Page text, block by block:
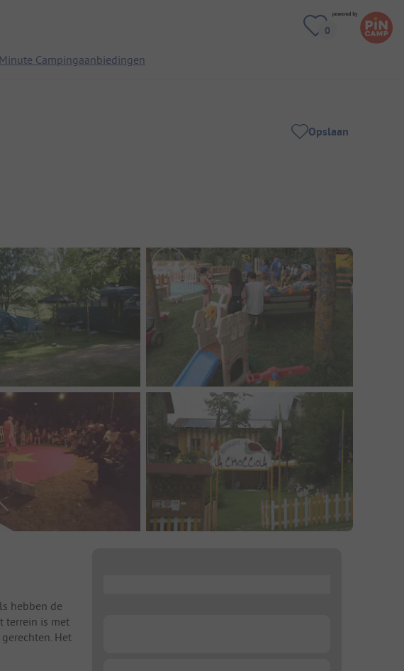
Campingaanbiedingen
Opslaan
hebben de
terrein is met
Het